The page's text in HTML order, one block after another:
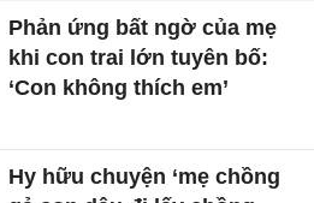
Phản ứng bất ngờ của mẹ
khi con trai lớn tuyên bố:
‘Con không thích em’
Hy hữu chuyện ‘mẹ chồng